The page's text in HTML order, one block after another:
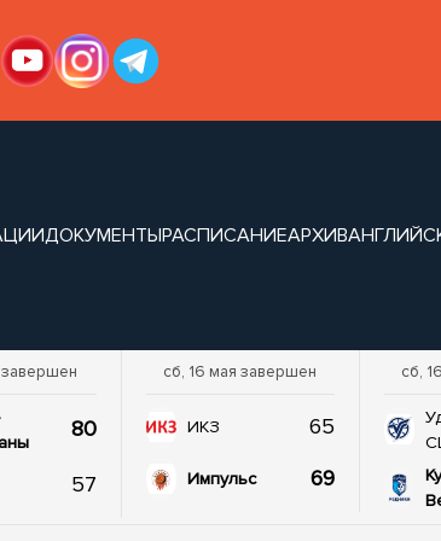
ДОКУМЕНТЫРАСПИСАНИЕАРХИВ
завершен
80
57
сб, 16 мая завершен
ИКЗ 65
Импульс 69
сб,